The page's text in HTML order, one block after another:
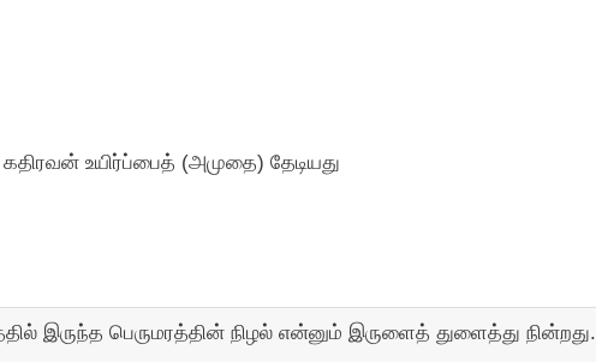
உயிர்ப்பைத் (அமுதை) தேடியது
இருந்த பெருமரத்தின் நிழல் என்னும் இருளைத் துளைத்து நின்றது.